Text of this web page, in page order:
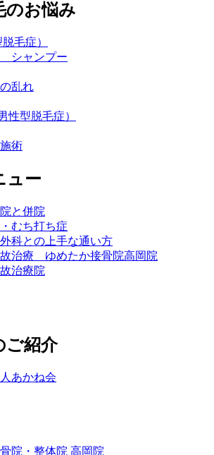
のお悩み
毛症）
シャンプー
乱れ
性型脱毛症）
術
ュー
と併院
むち打ち症
科との上手な通い方
治療 ゆめたか接骨院高岡院
治療院
ご紹介